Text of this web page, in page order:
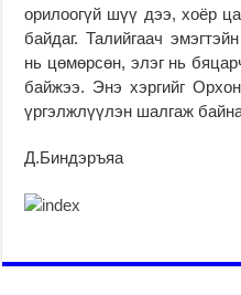
орилоогүй шүү дээ, хоёр
байдаг. Талийгаач
нь цөмөрсөн, элэг нь
байжээ. Энэ хэргийг
үргэлжлүүлэн шалгаж
Д.Биндэръяа